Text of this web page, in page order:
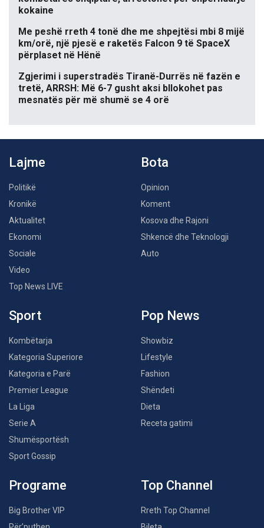
kokaine
Me peshë rreth 4 tonë dhe me shpejtësi mbi 8 mijë
km/orë, një pjesë e raketës Falcon 9 të SpaceX
përplaset në Hënë
Zgjerimi i superstradës Tiranë-Durrës në fazën e
tretë, ARRSH: Më 6-7 gusht aksi bllokohet pas
mesnatës për më shumë se 4 orë
Lajme
Politikë
Kronikë
Aktualitet
Ekonomi
Sociale
Video
Top News LIVE
Bota
Opinion
Koment
Kosova dhe Rajoni
Shkencë dhe Teknologji
Auto
Sport
Kombëtarja
Kategoria Superiore
Kategoria e Parë
Premier League
La Liga
Serie A
Shumësportësh
Sport Gossip
Pop News
Showbiz
Lifestyle
Fashion
Shëndeti
Dieta
Receta gatimi
Programe
Big Brother VIP
Top Channel
Rreth Top Channel